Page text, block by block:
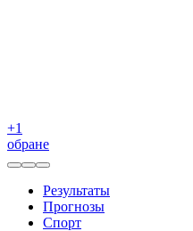
+1
обране
Результаты
Прогнозы
Спорт